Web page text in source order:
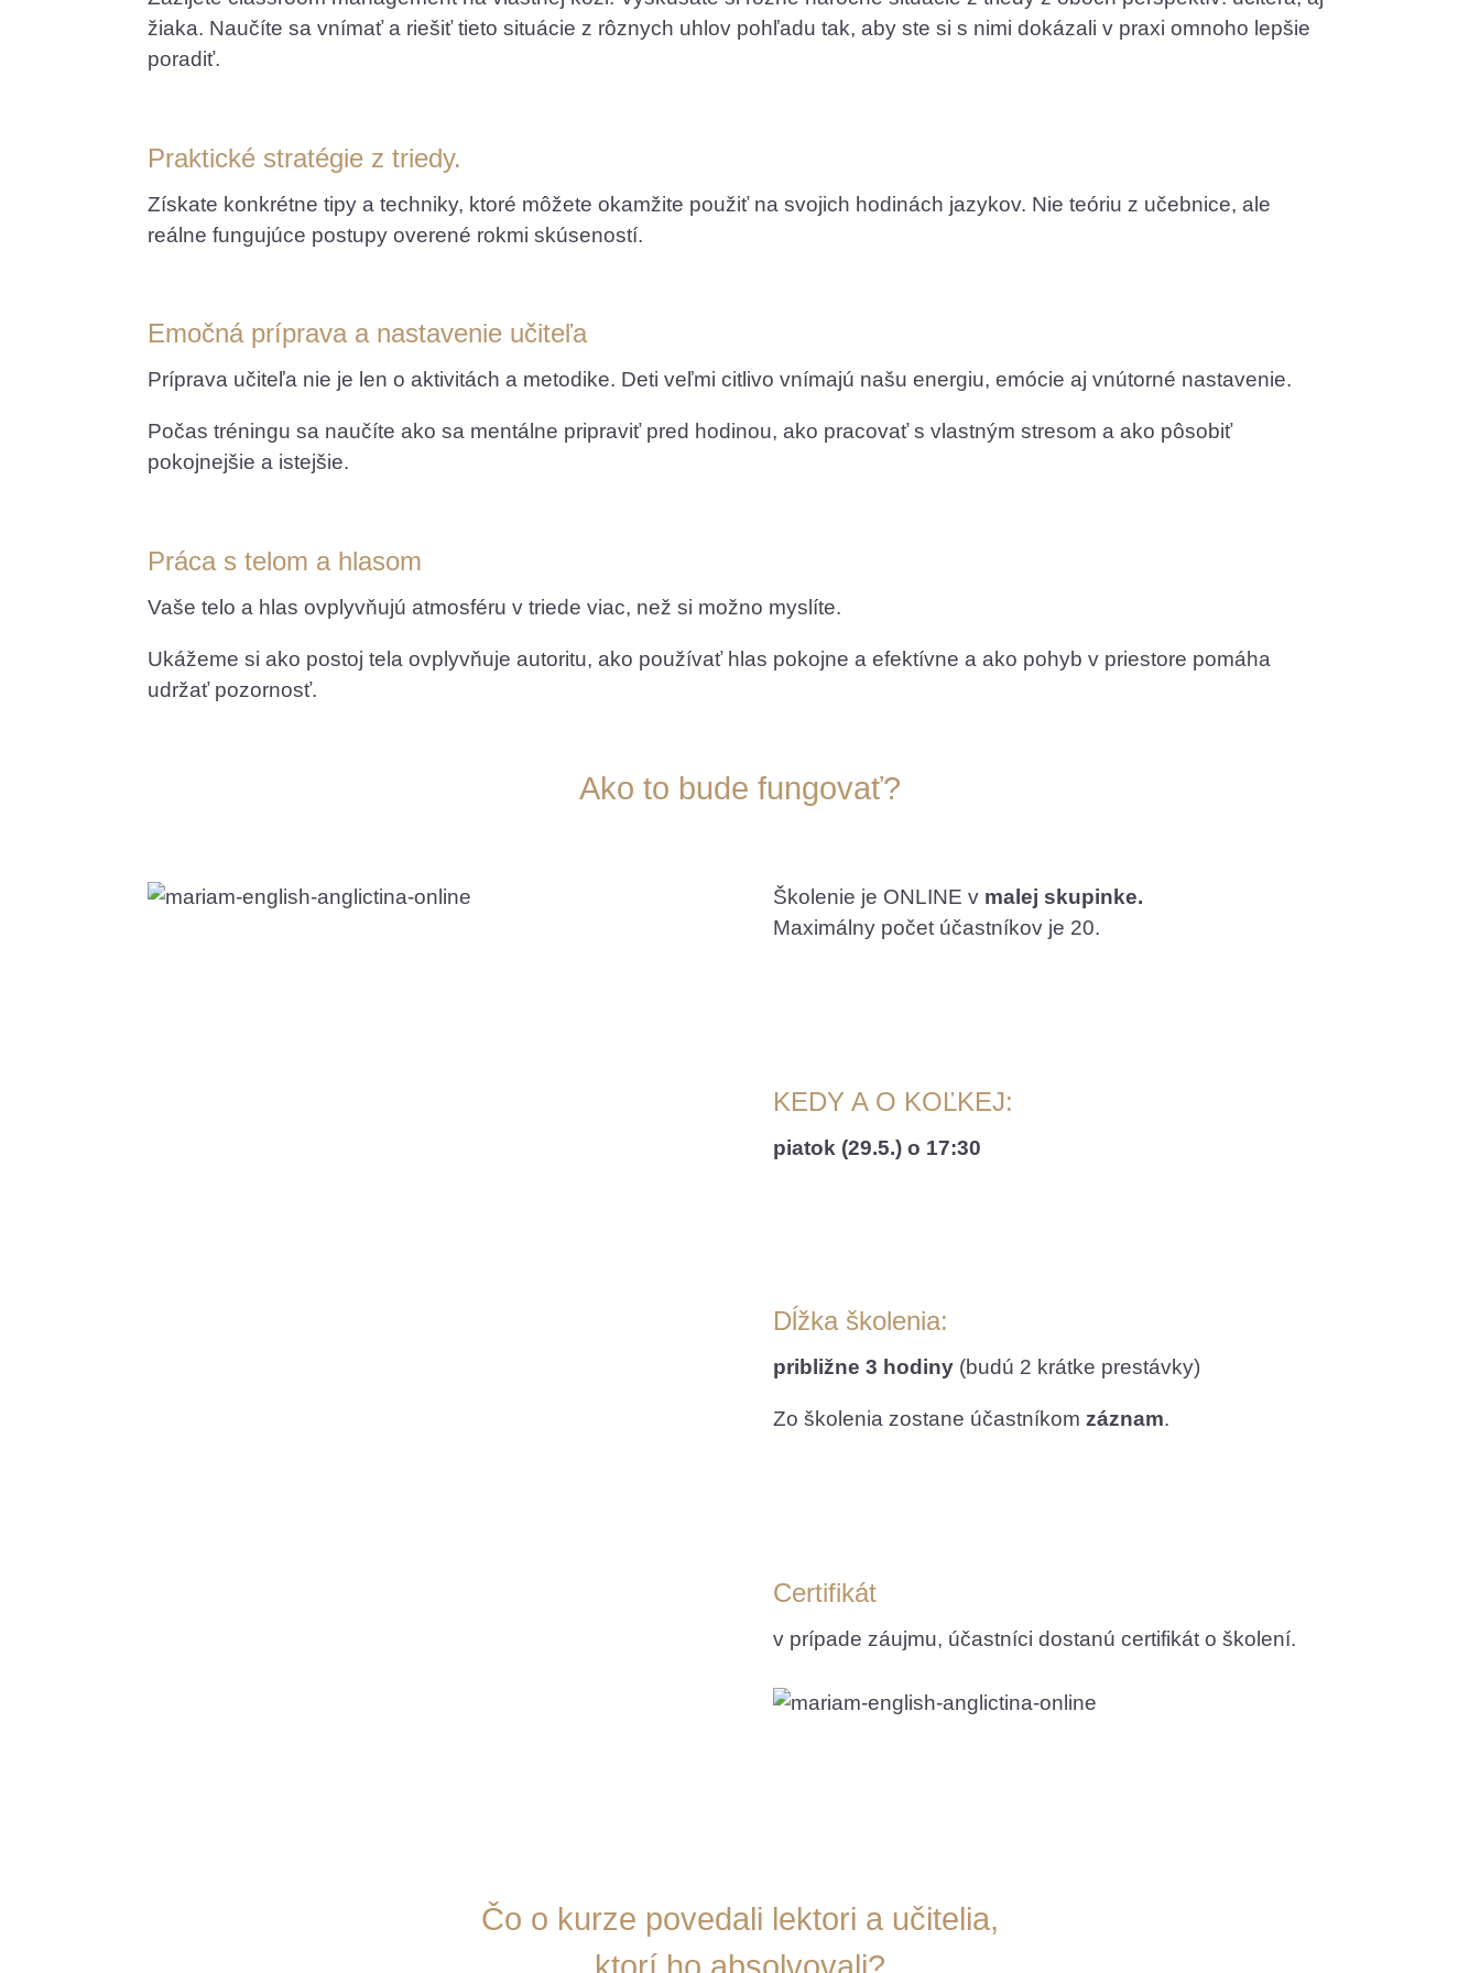
žiaka. Naučíte sa vnímať a riešiť tieto situácie z rôznych uhlov pohľadu tak, aby ste si s nimi dokázali v praxi omnoho lepšie
poradiť.
Praktické stratégie z triedy.
Získate konkrétne tipy a techniky, ktoré môžete okamžite použiť na svojich hodinách jazykov. Nie teóriu z učebnice, ale
reálne fungujúce postupy overené rokmi skúseností.
Emočná príprava a nastavenie učiteľa
Príprava učiteľa nie je len o aktivitách a metodike. Deti veľmi citlivo vnímajú našu energiu, emócie aj vnútorné nastavenie.
Počas tréningu sa naučíte ako sa mentálne pripraviť pred hodinou, ako pracovať s vlastným stresom a ako pôsobiť
pokojnejšie a istejšie.
Práca s telom a hlasom
Vaše telo a hlas ovplyvňujú atmosféru v triede viac, než si možno myslíte.
Ukážeme si ako postoj tela ovplyvňuje autoritu, ako používať hlas pokojne a efektívne a ako pohyb v priestore pomáha
udržať pozornosť.
Ako to bude fungovať?
Školenie je ONLINE v malej skupinke.
Maximálny počet účastníkov je 20.
KEDY A O KOĽKEJ:
piatok (29.5.) o 17:30
Dĺžka školenia:
približne 3 hodiny(budú 2 krátke prestávky)
Zo školenia zostane účastníkom záznam.
Certifikát
v prípade záujmu, účastníci dostanú certifikát o školení.
Čo o kurze povedali lektori a učitelia,